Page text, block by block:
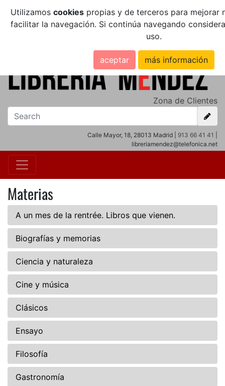
Utilizamos cookiespropias y de terceros para mejorar
facilitar la navegación. Si continúa navegando
uso.
aceptar más información
Zona de Clientes
Calle Mayor, 18, 28013 Madrid | 913 66 41 41
libreriamendez@telefonica.net
Materias
A un mes de la rentrée. Libros que vienen.
Biografías y memorias
Ciencia y naturaleza
Cine y música
Clásicos
Ensayo
Filosofía
Gastronomía